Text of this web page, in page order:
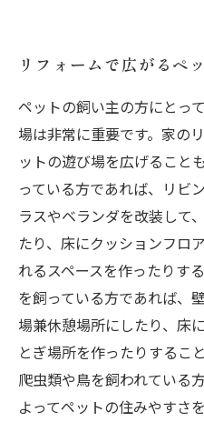
リフォームで広がるペ
ペットの飼い主の方にとっ
場は非常に重要です。家の
ットの遊び場を広げること
っている方であれば、リビ
ラスやベランダを改装して
たり、床にクッションフロ
れるスペースを作ったりす
を飼っている方であれば、
場兼休憩場所にしたり、床
とぎ場所を作ったりするこ
爬虫類や鳥を飼われている
よってペットの住みやすさ